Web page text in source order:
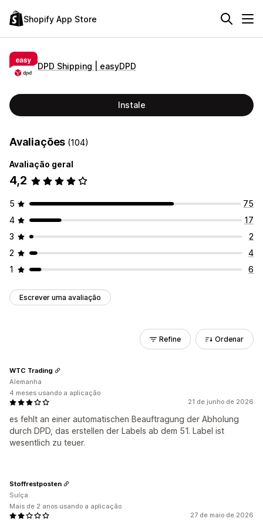
Shopify App Store
DPD Shipping | easyDPD
Instale
Avaliações (104)
Avaliação geral
4,2
5
75
4
17
3
2
2
4
1
6
Escrever uma avaliação
Refine Ordenar
21 de junho de 2026
es fehlt an einer automatischen Beauftragung der Abholung
durch DPD, das erstellen der Labels ab dem 51. Label ist
wesentlich zu teuer.
WTC Trading
Alemanha
4 meses usando a aplicação
27 de maio de 2026
Stoffrestposten
Suíça
Mais de 2 anos usando a aplicação